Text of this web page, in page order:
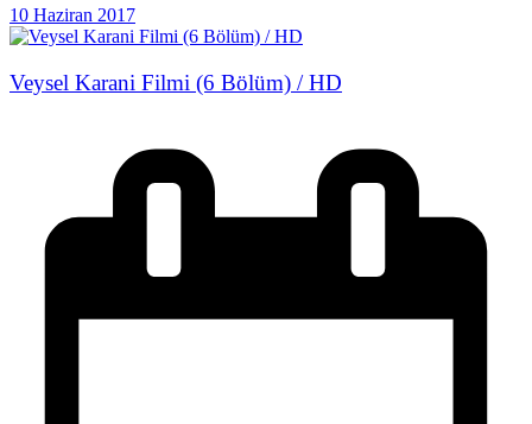
10 Haziran 2017
Veysel Karani Filmi (6 Bölüm) / HD